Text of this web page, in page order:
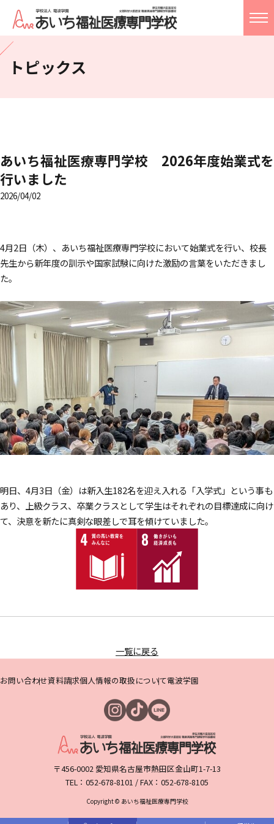
就職・進路指導
ライフ
HOME
Language
訪問者別メニュー
資料請求はこちら
トピックス
あいち福祉医療専門学校 2026年度始業式を
行いました
2026/04/02
4月2日（木）、あいち福祉医療専門学校において始業式を行い、校長
先生から新年度の訓示や国家試験に向けた激励の言葉をいただきまし
た。
明日、4月3日（金）は新入生182名を迎え入れる「入学式」という事も
あり、上級クラス、卒業クラスとして学生はそれぞれの目標達成に向け
て、決意を新たに真剣な眼差しで耳を傾けていました。
一覧に戻る
お問い合わせ資料請求個人情報の取扱について電波学園
〒456-0002 愛知県名古屋市熱田区金山町1-7-13
TEL：052-678-8101 / FAX：052-678-8105
Copyright © あいち福祉医療専門学校